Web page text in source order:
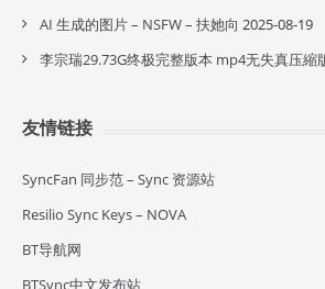
AI 生成的图片 – NSFW – 扶她向 2025-08-19
李宗瑞29.73G终极完整版本 mp4无失真压縮
友情链接
SyncFan 同步范 – Sync 资源站
Resilio Sync Keys – NOVA
BT导航网
BTSync中文发布站